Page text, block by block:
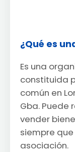
¿Qué es
Es una
constituida
común en
Gba. Puede
vender
siempre
asociación.